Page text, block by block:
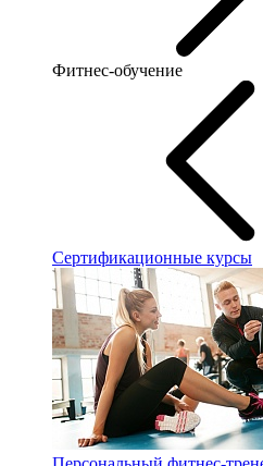
Фитнес-обучение
Сертификационные курсы